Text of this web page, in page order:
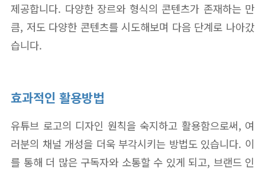
제공합니다. 다양한 장르와 형식의 콘텐츠가 존재하는 만
큼, 저도 다양한 콘텐츠를 시도해보며 다음 단계로 나아갔
습니다.
효과적인 활용방법
유튜브 로고의 디자인 원칙을 숙지하고 활용함으로써, 여
러분의 채널 개성을 더욱 부각시키는 방법도 있습니다. 이
를 통해 더 많은 구독자와 소통할 수 있게 되고, 브랜드 인